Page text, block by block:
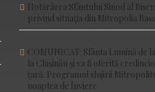
Hotărârea Sfântului Sinod al
privind situația din Mitropolia
COMUNICAT: Sfânta Lumină de
la Chișinău și va fi oferită
țară. Programul slujirii
noaptea de Înviere